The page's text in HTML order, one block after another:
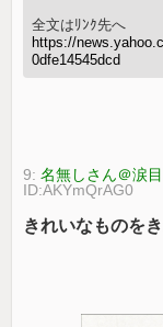
全文はﾘﾝｸ先へ
https://
0dfe14545dcd
9:名無しさん＠涙
ID:AKYmQrAG0
きれいなものを